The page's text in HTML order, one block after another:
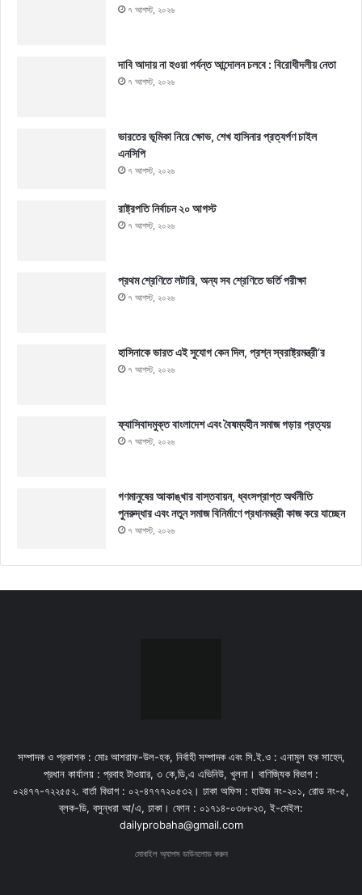
৭ আগস্ট, ২০২৬
দাবি আদায় না হওয়া পর্যন্ত আন্দোলন চলবে : বিরোধীদলীয় নেতা
৭ আগস্ট, ২০২৬
ভারতের ভূমিকা নিয়ে ক্ষোভ, শেখ হাসিনার প্রত্যর্পণ চাইল
এনসিপি
৭ আগস্ট, ২০২৬
রাষ্ট্রপতি নির্বাচন ২০ আগস্ট
৭ আগস্ট, ২০২৬
প্রথম শ্রেণিতে লটারি, অন্য সব শ্রেণিতে ভর্তি পরীক্ষা
৭ আগস্ট, ২০২৬
হাসিনাকে ভারত এই সুযোগ কেন দিল, প্রশ্ন স্বরাষ্ট্রমন্ত্রী’র
৭ আগস্ট, ২০২৬
ফ্যাসিবাদমুক্ত বাংলাদেশ এবং বৈষম্যহীন সমাজ গড়ার প্রত্যয়
৭ আগস্ট, ২০২৬
গণমানুষের আকাঙ্খার বাস্তবায়ন, ধ্বংসপ্রাপ্ত অর্থনীতি
পুনরুদ্ধার এবং নতুন সমাজ বিনির্মাণে প্রধানমন্ত্রী কাজ করে যাচ্ছেন
৭ আগস্ট, ২০২৬
সম্পাদক ও প্রকাশক : মোঃ আশরাফ-উল-হক, নির্বাহী সম্পাদক এবং সি.ই.ও : এনামুল হক সাহেদ,
প্রধান কার্যালয় : প্রবাহ টাওয়ার, ৩ কে,ডি,এ এভিনিউ, খুলনা। বাণিজ্যিক বিভাগ :
০২৪৭৭-৭২২৫৫২. বার্তা বিভাগ : ০২-৪৭৭৭২০৫৩২। ঢাকা অফিস : হাউজ নং-২০১, রোড নং-৫,
ব্লক-ডি, বসুন্ধরা আ/এ, ঢাকা। ফোন : ০১৭১৪-০৩৮৮২৩, ই-মেইল:
dailyprobaha@gmail.com
মোবাইল অ্যাপস ডাউনলোড করুন